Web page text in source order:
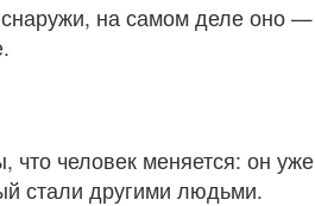
снаружи, на самом деле оно —
что человек меняется: он уже
стали другими людьми.